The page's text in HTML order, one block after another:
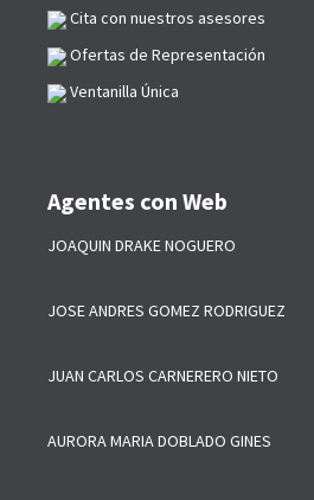
Cita con nuestros asesores
Ofertas de Representación
Ventanilla Única
Agentes con Web
JOAQUIN DRAKE NOGUERO
JOSE ANDRES GOMEZ RODRIGUEZ
JUAN CARLOS CARNERERO NIETO
AURORA MARIA DOBLADO GINES